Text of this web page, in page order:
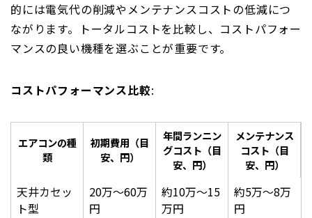
的には電気代の削減やメンテナンスコストの低減につ
ながります。トータルコストを比較し、コストパフォー
マンスの良い機種を選ぶことが重要です。
コストパフォーマンス比較:
エアコンの種
類
初期費用（目
安、円）
年間ランニン
グコスト（目
安、円）
メンテナンス
コスト（目
安、円）
天井カセッ
ト型
20万〜60万
円
約10万〜15
万円
約5万〜8万
円